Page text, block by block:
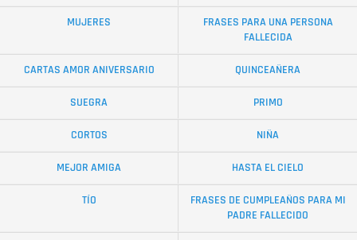
MUJERES
FRASES PARA UNA PERSONA
FALLECIDA
CARTAS AMOR ANIVERSARIO QUINCEAÑERA
SUEGRA PRIMO
CORTOS NIÑA
MEJOR AMIGA HASTA EL CIELO
TÍO
FRASES DE CUMPLEAÑOS PARA MI
PADRE FALLECIDO